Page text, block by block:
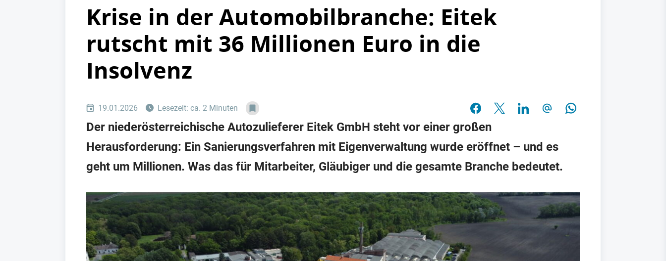
Krise in der Automobilbranche: Eitek
rutscht mit 36 Millionen Euro in die
Insolvenz
19.01.2026 Lesezeit: ca. 2 Minuten
Der niederösterreichische Autozulieferer Eitek GmbH steht vor einer großen
Herausforderung: Ein Sanierungsverfahren mit Eigenverwaltung wurde eröffnet – und es
geht um Millionen. Was das für Mitarbeiter, Gläubiger und die gesamte Branche bedeutet.